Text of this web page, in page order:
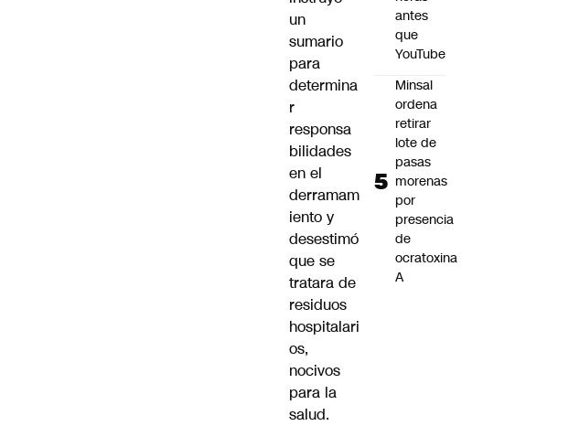
un
sumario
para
determina
r
responsa
bilidades
en el
derramam
iento y
desestimó
que se
tratara de
residuos
hospitalari
os,
nocivos
para la
salud.
antes
que
YouTube
Minsal
ordena
retirar
lote de
pasas
morenas
por
presencia
de
ocratoxina
A